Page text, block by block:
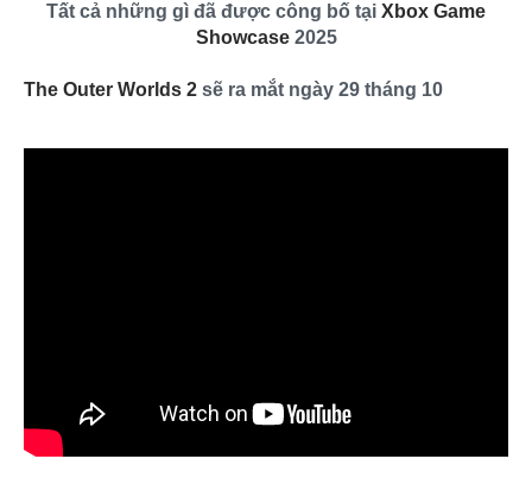
Tất cả những gì đã được công bố tại Xbox Game
Showcase2025
The Outer Worlds 2 sẽ ra mắt ngày 29 tháng 10